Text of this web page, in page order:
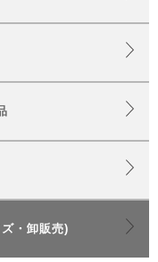
・卸販売)